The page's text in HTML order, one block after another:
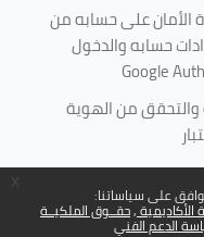
على سياساتنا:
الأكاديمية حقــوق الملكيــة
الدعم الفني
الأمان على حسابه من
حسابه والدخول
Google
والتحقق من الهوية